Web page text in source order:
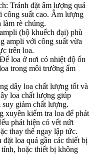
Tránh đặt âm lượng quá
công suất cao. Âm lượng
làm rè chúng.
(bộ khuếch đại) phù
ampli với công suất vừa
trên loa.
loa ở nơi có nhiệt độ ổn
trong môi trường ẩm
dây loa chất lượng tốt và
loa chất lượng giúp
giảm chất lượng.
kiểm tra loa để phát
phát hiện có vết nứt
thay thế ngay lập tức.
loa quá gần các thiết bị
hoặc thiết bị không